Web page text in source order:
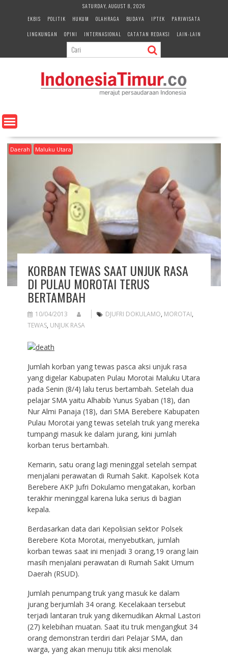
e
n
SATURDAY, AUGUST 8, 2026
EKBIS
POLITIK HUKUM OLAHRAGA BUDAYA IPTEK
PARIWISATA
LINGKUNGAN
OPINI INTERNASIONAL CATATAN REDAKSI LAIN-LAIN
Daerah Maluku Utara
KORBAN TEWAS SAAT UNJUK RASA
DI PULAU MOROTAI TERUS
BERTAMBAH
10/04/2013 DJUFRI DOKULAMO, MOROTAI,
TEWAS, UNJUK RASA
Jumlah korban yang tewas pasca aksi unjuk rasa
yang digelar Kabupaten Pulau Morotai Maluku Utara
pada Senin (8/4) lalu terus bertambah. Setelah dua
pelajar SMA yaitu Alhabib Yunus Syaban (18), dan
Nur Almi Panaja (18), dari SMA Berebere Kabupaten
Pulau Morotai yang tewas setelah truk yang mereka
tumpangi masuk ke dalam jurang, kini jumlah
korban terus bertambah.
Kemarin, satu orang lagi meninggal setelah sempat
menjalani perawatan di Rumah Sakit. Kapolsek Kota
Berebere AKP Jufri Dokulamo mengatakan, korban
terakhir meninggal karena luka serius di bagian
kepala.
Berdasarkan data dari Kepolisian sektor Polsek
Berebere Kota Morotai, menyebutkan, jumlah
korban tewas saat ini menjadi 3 orang,19 orang lain
masih menjalani perawatan di Rumah Sakit Umum
Daerah (RSUD).
Jumlah penumpang truk yang masuk ke dalam
jurang berjumlah 34 orang. Kecelakaan tersebut
terjadi lantaran truk yang dikemudikan Akmal Lastori
(27) kelebihan muatan. Saat itu truk mengangkut 34
orang demonstran terdiri dari Pelajar SMA, dan
warga, yang akan menuju titik aksi menolak